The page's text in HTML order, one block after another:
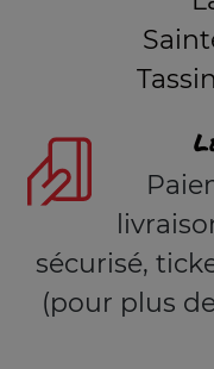
sécurisé,
(pour plus